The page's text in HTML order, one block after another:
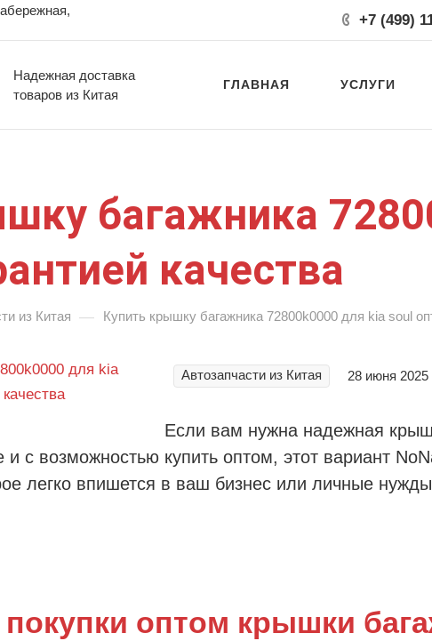
+7 (499)
Надежная доставка
товаров из Китая
ГЛАВНАЯ УСЛУГИ
багажника
качества
из Китая — Купить крышку багажника 72800k0000 для kia soul
Автозапчасти из Китая 28 июня 2025
Если вам нужна надежная
с возможностью купить оптом, этот вариант
легко впишется в ваш бизнес или личные
оптом крышки